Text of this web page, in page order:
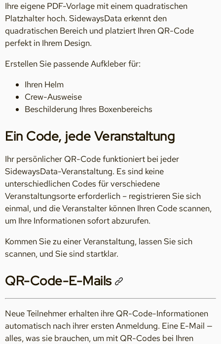
Ihre eigene PDF-Vorlage mit einem quadratischen
Platzhalter hoch. SidewaysData erkennt den
quadratischen Bereich und platziert Ihren QR-Code
perfekt in Ihrem Design.
Erstellen Sie passende Aufkleber für:
Ihren Helm
Crew-Ausweise
Beschilderung Ihres Boxenbereichs
Ein Code, jede Veranstaltung
Ihr persönlicher QR-Code funktioniert bei jeder
SidewaysData-Veranstaltung. Es sind keine
unterschiedlichen Codes für verschiedene
Veranstaltungsorte erforderlich – registrieren Sie sich
einmal, und die Veranstalter können Ihren Code scannen,
um Ihre Informationen sofort abzurufen.
Kommen Sie zu einer Veranstaltung, lassen Sie sich
scannen, und Sie sind startklar.
QR-Code-E-Mails
Neue Teilnehmer erhalten ihre QR-Code-Informationen
automatisch nach ihrer ersten Anmeldung. Eine E-Mail —
alles, was sie brauchen, um mit QR-Codes bei Ihren